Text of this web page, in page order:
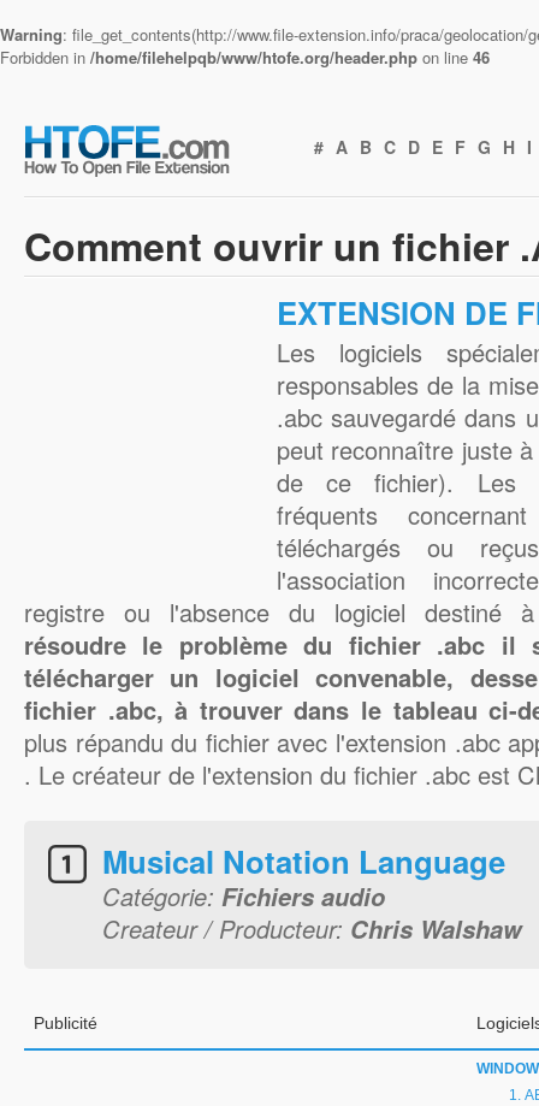
Warning: file_get_contents(http://www.file-extension.info/praca/
Forbidden in /home/filehelpqb/www/htofe.org/header.php on line 46
# A B C D E F G H I
Comment ouvrir un fichier
EXTENSION DE
Les logiciels
responsables de la
.abc sauvegardé dans
peut reconnaître juste
de ce fichier). Les
fréquents
téléchargés ou
l'association
registre ou l'absence du logiciel destiné
résoudre le problème du fichier .abc il
télécharger un logiciel convenable,
fichier .abc, à trouver dans le tableau ci-
plus répandu du fichier avec l'extension .abc
. Le créateur de l'extension du fichier .abc est
Musical Notation Language
Catégorie: Fichiers audio
Createur / Producteur: Chris Walshaw
Publicité